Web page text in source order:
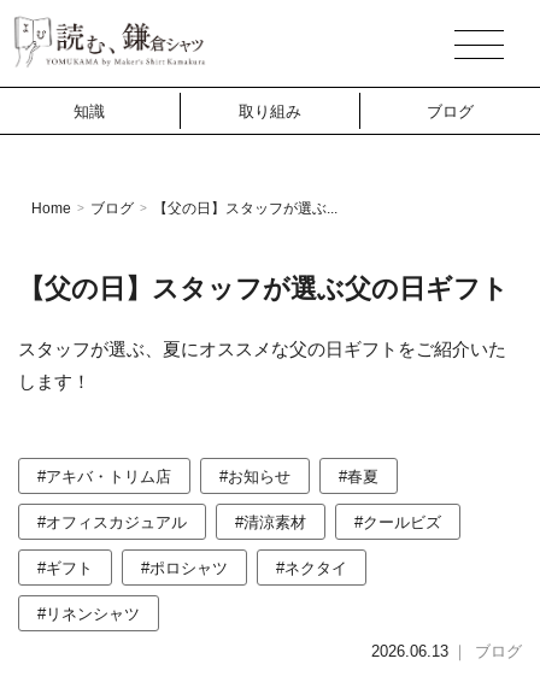
知識 取り組み ブログ
Home > ブログ > 【父の日】スタッフが選ぶ...
【父の日】スタッフが選ぶ父の日ギフト
スタッフが選ぶ、夏にオススメな父の日ギフトをご紹介いた
します！
#アキバ・トリム店 #お知らせ #春夏
#オフィスカジュアル #清涼素材 #クールビズ
#ギフト #ポロシャツ #ネクタイ
#リネンシャツ
2026.06.13 ｜ ブログ